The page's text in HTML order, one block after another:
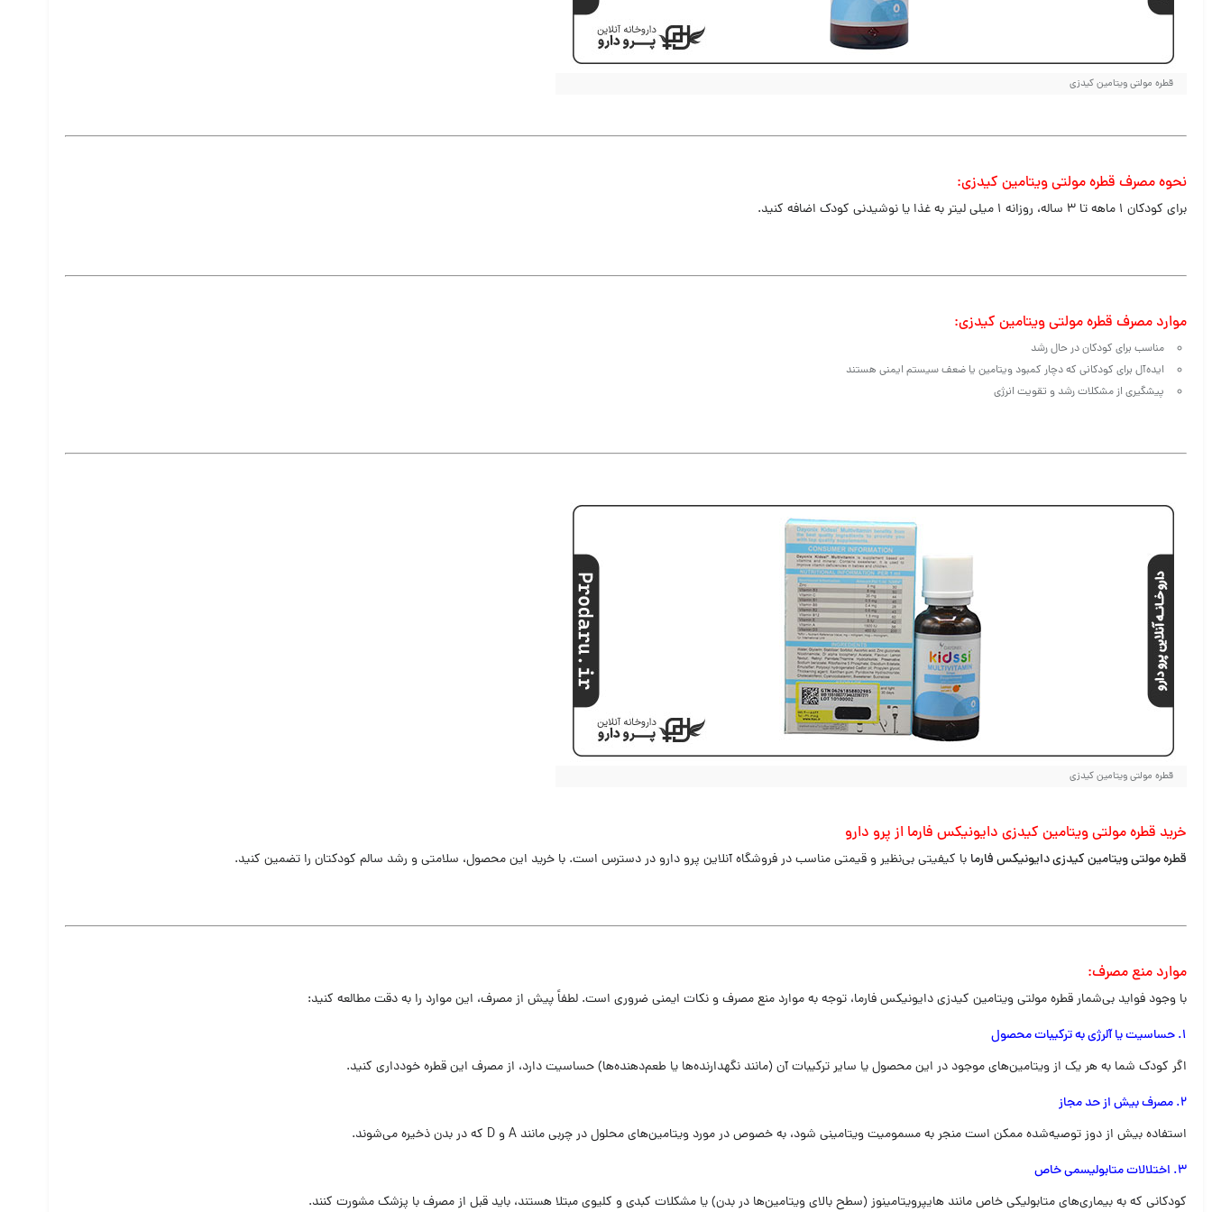
قطره مولتی ویتامین کیدزی
نحوه مصرف قطره مولتی ویتامین کیدزی:
برای کودکان ۱ ماهه تا ۳ ساله، روزانه ۱ میلی لیتر به غذا یا نوشیدنی کودک اضافه کنید.
موارد مصرف قطره مولتی ویتامین کیدزی:
مناسب برای کودکان در حال رشد
ایده‌آل برای کودکانی که دچار کمبود ویتامین یا ضعف سیستم ایمنی هستند
پیشگیری از مشکلات رشد و تقویت انرژی
قطره مولتی ویتامین کیدزی
خرید قطره مولتی ویتامین کیدزی دایونیکس فارما از پرو دارو
قطره مولتی ویتامین کیدزی دایونیکس فارما با کیفیتی بی‌نظیر و قیمتی مناسب در فروشگاه آنلاین پرو دارو در دسترس است. با خرید این محصول، سلامتی و رشد سالم کودکتان را تضمین کنید.
موارد منع مصرف:
با وجود فواید بی‌شمار قطره مولتی ویتامین کیدزی دایونیکس فارما، توجه به موارد منع مصرف و نکات ایمنی ضروری است. لطفاً پیش از مصرف، این موارد را به دقت مطالعه کنید:
1. حساسیت یا آلرژی به ترکیبات محصول
اگر کودک شما به هر یک از ویتامین‌های موجود در این محصول یا سایر ترکیبات آن (مانند نگهدارنده‌ها یا طعم‌دهنده‌ها) حساسیت دارد، از مصرف این قطره خودداری کنید.
2. مصرف بیش از حد مجاز
استفاده بیش از دوز توصیه‌شده ممکن است منجر به مسمومیت ویتامینی شود، به خصوص در مورد ویتامین‌های محلول در چربی مانند A و D که در بدن ذخیره می‌شوند.
3. اختلالات متابولیسمی خاص
کودکانی که به بیماری‌های متابولیکی خاص مانند هایپرویتامینوز (سطح بالای ویتامین‌ها در بدن) یا مشکلات کبدی و کلیوی مبتلا هستند، باید قبل از مصرف با پزشک مشورت کنند.